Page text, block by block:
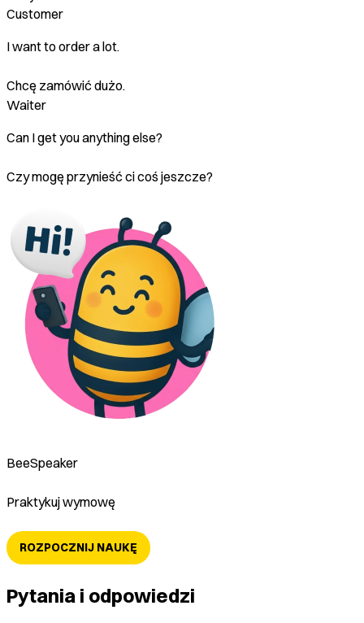
Customer
I want to order a lot.
Chcę zamówić dużo.
Waiter
Can I get you anything else?
Czy mogę przynieść ci coś jeszcze?
BeeSpeaker
Praktykuj wymowę
ROZPOCZNIJ NAUKĘ
Pytania i odpowiedzi